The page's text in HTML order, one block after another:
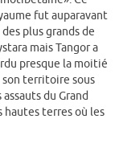
fut auparavant
des plus grands de
mais Tangor a
presque la moitié
son territoire sous
assauts du Grand
hautes terres où les